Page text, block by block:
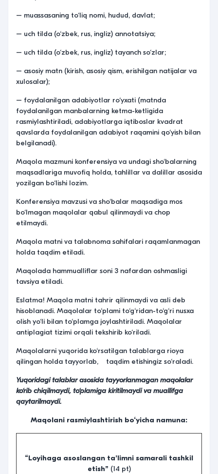
– muassasaning to‘liq nomi, hudud, davlat;
– uch tilda (o‘zbek, rus, ingliz) annotatsiya;
– uch tilda (o‘zbek, rus, ingliz) tayanch so‘zlar;
– asosiy matn (kirish, asosiy qism, erishilgan natijalar va
xulosalar);
– foydalanilgan adabiyotlar ro‘yxati (matnda
foydalanilgan manbalarning ketma-ketligida
rasmiylashtiriladi, adabiyotlarga iqtiboslar kvadrat
qavslarda foydalanilgan adabiyot raqamini qo‘yish bilan
belgilanadi).
Maqola mazmuni konferensiya va undagi sho‘balarning
maqsadlariga muvofiq holda, tahlillar va dalillar asosida
yozilgan bo‘lishi lozim.
Konferensiya mavzusi va sho‘balar maqsadiga mos
bo‘lmagan maqolalar qabul qilinmaydi va chop
etilmaydi.
Maqola matni va talabnoma sahifalari raqamlanmagan
holda taqdim etiladi.
Maqolada hammualliflar soni 3 nafardan oshmasligi
tavsiya etiladi.
Eslatma! Maqola matni tahrir qilinmaydi va asli deb
hisoblanadi. Maqolalar to‘plami to‘g‘ridan-to‘g‘ri nusxa
olish yo‘li bilan to‘plamga joylashtiriladi. Maqolalar
antiplagiat tizimi orqali tekshirib ko‘riladi.
Maqolalarni yuqorida ko‘rsatilgan talablarga rioya
qilingan holda tayyorlab, taqdim etishingiz so‘raladi.
Yuqoridagi talablar asosida tayyorlanmagan maqolalar
ko‘rib chiqilmaydi, to‘plamiga kiritilmaydi va muallifga
qaytarilmaydi.
Maqolani rasmiylashtirish bo‘yicha namuna:
“Loyihaga asoslangan ta’limni samarali tashkil
etish” (14 pt)